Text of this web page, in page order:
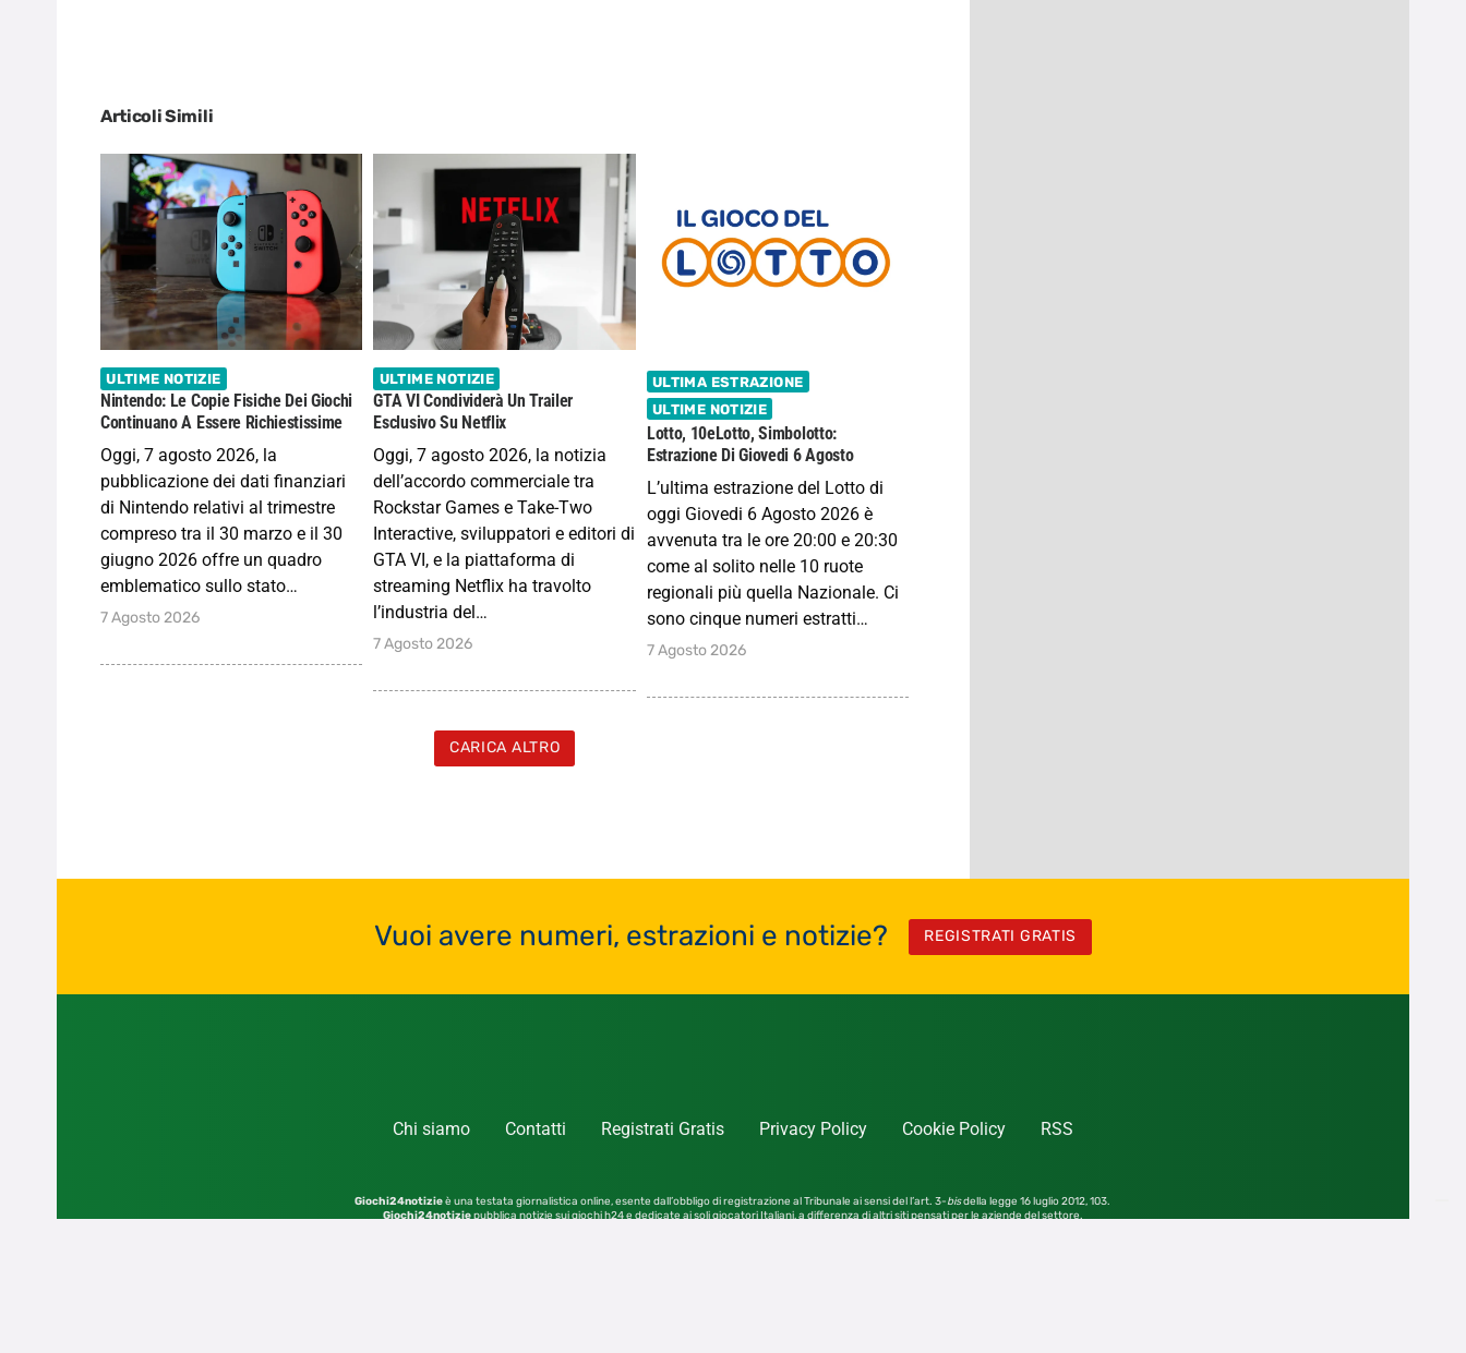
Articoli Simili
ULTIME NOTIZIE
Nintendo: Le Copie Fisiche Dei Giochi
Continuano A Essere Richiestissime
Oggi, 7 agosto 2026, la
pubblicazione dei dati finanziari
di Nintendo relativi al trimestre
compreso tra il 30 marzo e il 30
giugno 2026 offre un quadro
emblematico sullo stato…
7 Agosto 2026
ULTIME NOTIZIE
GTA VI Condividerà Un Trailer
Esclusivo Su Netflix
Oggi, 7 agosto 2026, la notizia
dell’accordo commerciale tra
Rockstar Games e Take-Two
Interactive, sviluppatori e editori di
GTA VI, e la piattaforma di
streaming Netflix ha travolto
l’industria del…
7 Agosto 2026
ULTIMA ESTRAZIONE
ULTIME NOTIZIE
Lotto, 10eLotto, Simbolotto:
Estrazione Di Giovedi 6 Agosto
L’ultima estrazione del Lotto di
oggi Giovedi 6 Agosto 2026 è
avvenuta tra le ore 20:00 e 20:30
come al solito nelle 10 ruote
regionali più quella Nazionale. Ci
sono cinque numeri estratti…
7 Agosto 2026
CARICA ALTRO
Vuoi avere numeri, estrazioni e notizie? REGISTRATI GRATIS
Chi siamo Contatti Registrati Gratis Privacy Policy Cookie Policy RSS
Giochi24notizieè una testata giornalistica online, esente dall’obbligo di registrazione al Tribunale ai sensi del l’art. 3-bisdella legge 16 luglio 2012,103.
Giochi24notiziepubblica notizie sui giochi h24 e dedicate ai soli giocatori Italiani, a differenza di altri siti pensati per le aziende del settore.